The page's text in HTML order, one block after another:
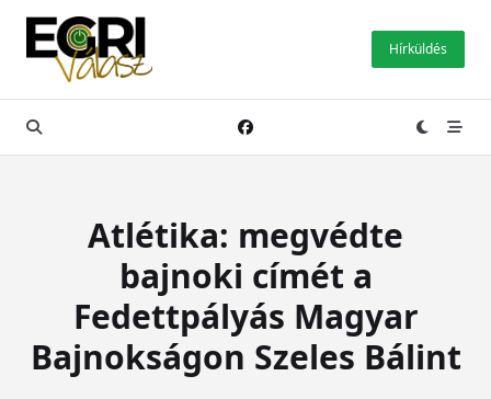
Skip
content
Hírküldés
Atlétika: megvédte
bajnoki címét a
Fedettpályás Magyar
Bajnokságon Szeles Bálint